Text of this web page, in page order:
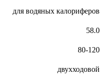
для водяных калориферов
58.0
80-120
двухходовой